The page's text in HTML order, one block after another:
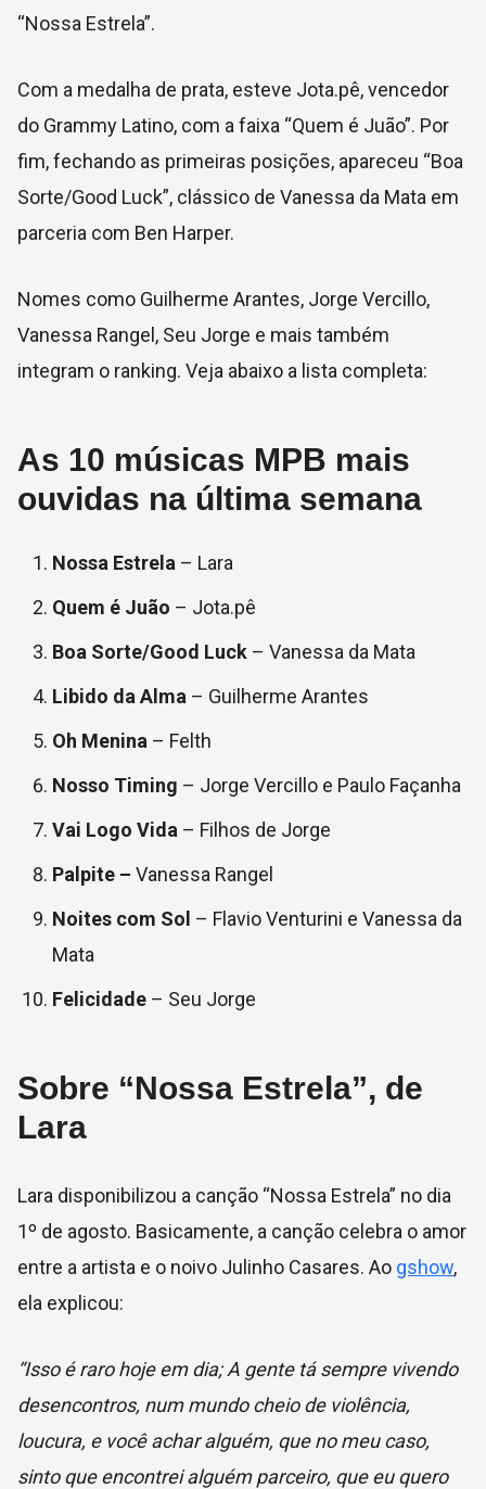
“Nossa Estrela”.
Com a medalha de prata, esteve Jota.pê, vencedor
do Grammy Latino, com a faixa “Quem é Juão”. Por
fim, fechando as primeiras posições, apareceu “Boa
Sorte/Good Luck”, clássico de Vanessa da Mata em
parceria com Ben Harper.
Nomes como Guilherme Arantes, Jorge Vercillo,
Vanessa Rangel, Seu Jorge e mais também
integram o ranking. Veja abaixo a lista completa:
As 10 músicas MPB mais
ouvidas na última semana
Nossa Estrela – Lara
Quem é Juão – Jota.pê
Boa Sorte/Good Luck – Vanessa da Mata
Libido da Alma – Guilherme Arantes
Oh Menina – Felth
Nosso Timing – Jorge Vercillo e Paulo Façanha
Vai Logo Vida – Filhos de Jorge
Palpite – Vanessa Rangel
Noites com Sol – Flavio Venturini e Vanessa da
Mata
Felicidade – Seu Jorge
Sobre “Nossa Estrela”, de
Lara
Lara disponibilizou a canção “Nossa Estrela” no dia
1º de agosto. Basicamente, a canção celebra o amor
entre a artista e o noivo Julinho Casares. Ao gshow,
ela explicou:
“Isso é raro hoje em dia; A gente tá sempre vivendo
desencontros, num mundo cheio de violência,
loucura, e você achar alguém, que no meu caso,
sinto que encontrei alguém parceiro, que eu quero